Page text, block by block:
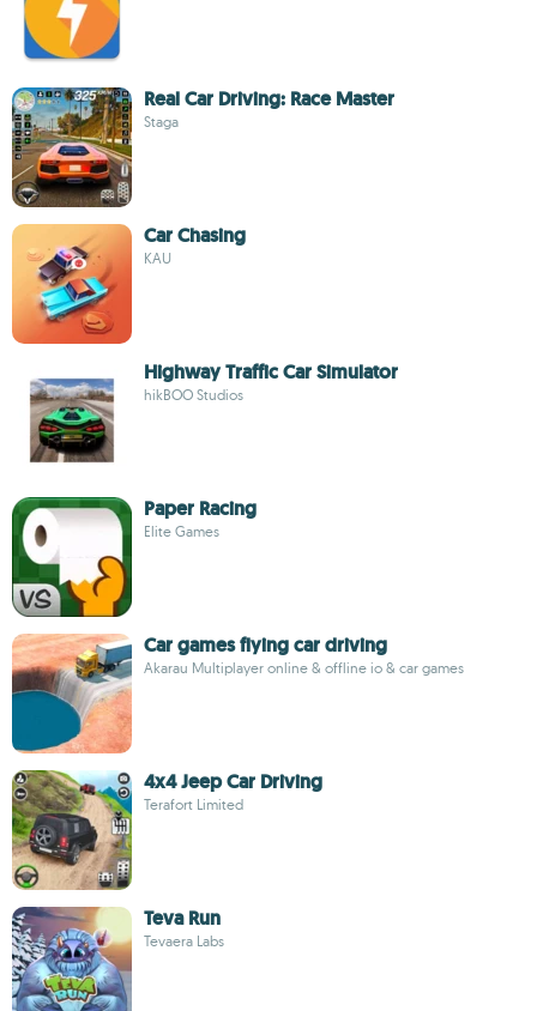
Real Car Driving: Race Master
Staga
Car Chasing
KAU
Highway Traffic Car Simulator
hikBOO Studios
Paper Racing
Elite Games
Car games flying car driving
Akarau Multiplayer online & offline io & car games
4x4 Jeep Car Driving
Terafort Limited
Teva Run
Tevaera Labs